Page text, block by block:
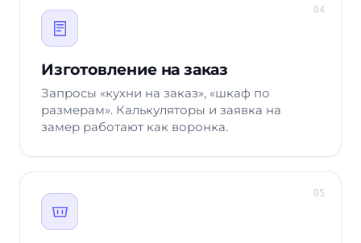
04
Изготовление на заказ
Запросы «кухни на заказ», «шкаф по
размерам». Калькуляторы и заявка на
замер работают как воронка.
05